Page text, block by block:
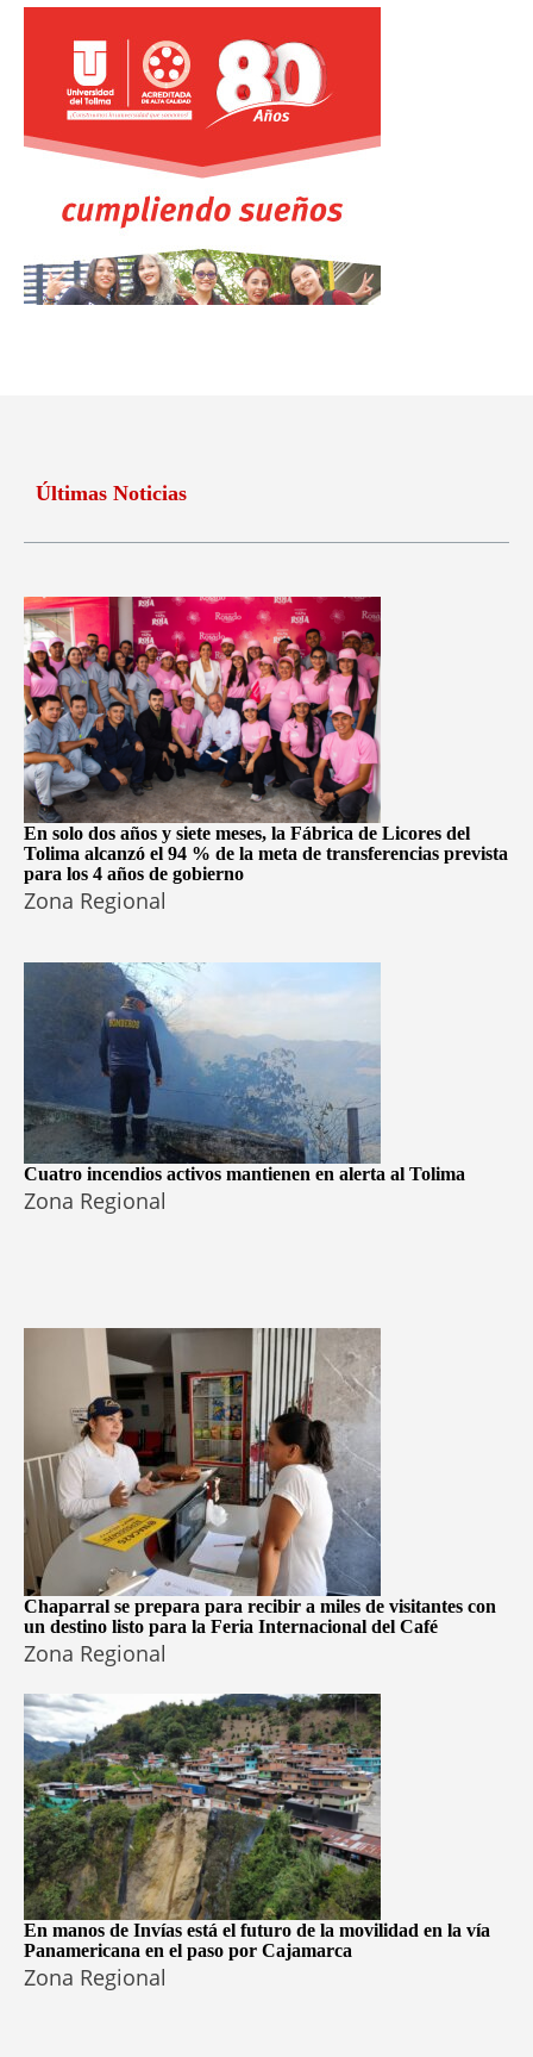
Últimas Noticias
En solo dos años y siete meses, la Fábrica de Licores del
Tolima alcanzó el 94 % de la meta de transferencias prevista
para los 4 años de gobierno
Zona Regional
Cuatro incendios activos mantienen en alerta al Tolima
Zona Regional
Chaparral se prepara para recibir a miles de visitantes con
un destino listo para la Feria Internacional del Café
Zona Regional
En manos de Invías está el futuro de la movilidad en la vía
Panamericana en el paso por Cajamarca
Zona Regional